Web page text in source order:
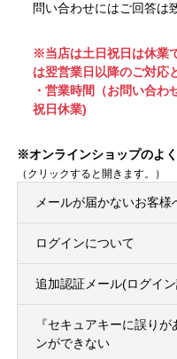
問い合わせにはご回答は
※当店は土日祝日は休業
は翌営業日以降のご対応
・営業時間（お問い合
祝日休業)
※オンラインショップのよ
（クリックすると開きます。）
メールが届かないお客様
ログインについて
追加認証メール(ログイ
『セキュアキーに誤り
ンができない